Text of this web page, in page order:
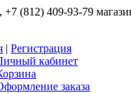
+7 (812) 409-93-79
| Регистрация
кабинет
заказа